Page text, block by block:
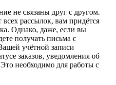
не связаны друг с другом.
рассылок, вам придётся
Однако, даже, если вы
получать письма с
учётной записи
заказов, уведомления об
необходимо для работы с